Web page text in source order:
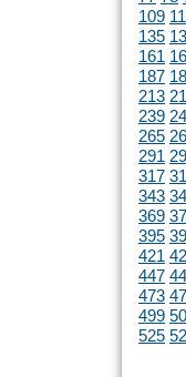
109
135
161
187
213
239
265
291
317
343
369
395
421
447
473
499
525